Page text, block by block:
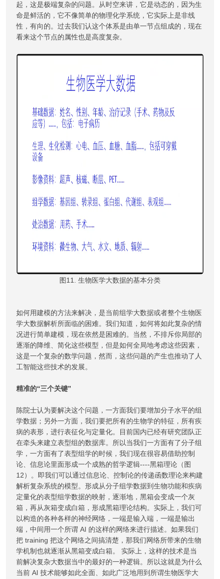
起，这是极端复杂的问题。从时空来讲，它是动态的，因为生
命是鲜活的，它不像简单的物理化学系统，它实际上是非线
性，有向的。过去我们认这个体系是由单一节点组成的，现在
看来这个节点的属性也是高度复杂。
图11. 生物医学大数据的基本分类
如何用建模的方法来解决，是当前组学大数据或者整个生物医
学大数据解析所面临的困难。我们知道，如何将如此复杂的情
况进行简单建模，现在依然是困难的。当然，不排斥你局部的
逐渐的降维、简化这些模型，但是如何全局地考虑这些因素，
这是一个复杂的数学问题，然而，这些问题的产生也推动了人
工智能这些技术的发展。
精准的“三个关键”
陈院士认为要解决这个问题，一方面我们要增加分子水平的组
学数据；另外一方面，我们要把所有的生物学的特征，所有疾
病的表形，进行表征化与定量化。目前国内已经有研究团队正
在牵头来建立表型组的数据库。所以当我们一方面有了分子组
学，一方面有了表型组学的时候，我们现在很容易借助控制
论、信息论里面形成一个成熟的哲学逻辑----黑箱理论（图
12）。即我们可以通过信息论、控制论的传递函数理论来构建
解析复杂系统的模型。形成从分子组学数据到生物功能和疾病
定量化的表型组学数据的映射，逐渐地，黑箱会变成一个灰
箱，再从灰箱变成白箱，形成黑箱理论结构。实际上，我们可
以构造的各种各样的神经网络，一端是输入端，一端是输出
端，中间用一个所谓 AI 的这样的网络来进行描述。如果我们
把 training 把这个网络之间搞清楚，那我们网络所带来的生物
学机制也就逐渐从黑箱变成白箱。 实际上，这样的技术是当
前解决复杂大数据当中的最好的一种逻辑。所以这就是为什么
当前 AI 技术能够如此全面、如此广泛地用到所谓生物医学大